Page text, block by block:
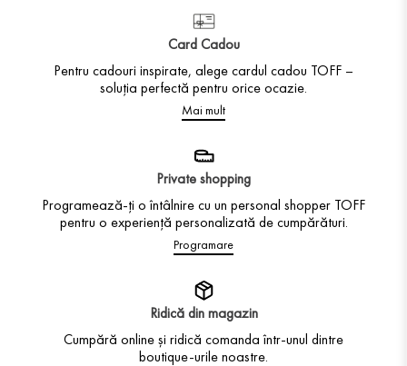
Card Cadou
Pentru cadouri inspirate, alege cardul cadou TOFF –
soluția perfectă pentru orice ocazie.
Mai mult
Private shopping
Programează-ți o întâlnire cu un personal shopper TOFF
pentru o experiență personalizată de cumpărături.
Programare
Ridică din magazin
Cumpără online și ridică comanda într-unul dintre
boutique-urile noastre.